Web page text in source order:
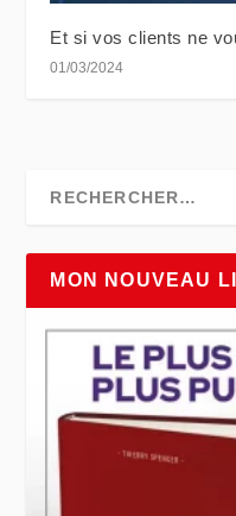
Et si vos clients ne
01/03/2024
MON NOUVEAU